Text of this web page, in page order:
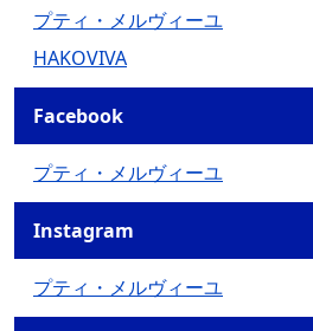
プティ・メルヴィーユ
HAKOVIVA
Facebook
プティ・メルヴィーユ
Instagram
プティ・メルヴィーユ